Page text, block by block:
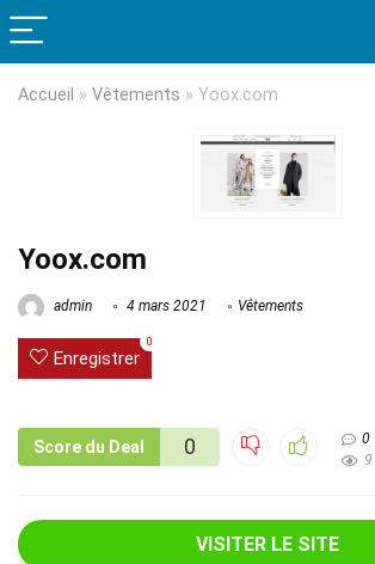
Accueil » Vêtements » Yoox.com
Yoox.com
admin 4 mars 2021 Vêtements
Enregistrer
0
Score du Deal 0
0
9
VISITER LE SITE